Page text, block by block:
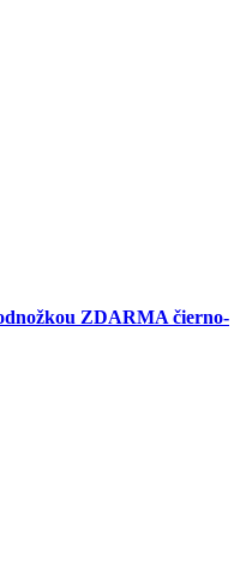
ZDARMA čierno-